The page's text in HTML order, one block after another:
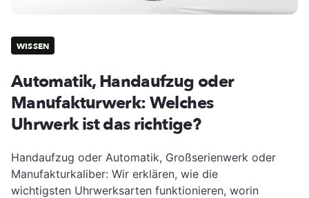
WISSEN
Automatik, Handaufzug oder
Manufakturwerk: Welches
Uhrwerk ist das richtige?
Handaufzug oder Automatik, Großserienwerk oder
Manufakturkaliber: Wir erklären, wie die
wichtigsten Uhrwerksarten funktionieren, worin